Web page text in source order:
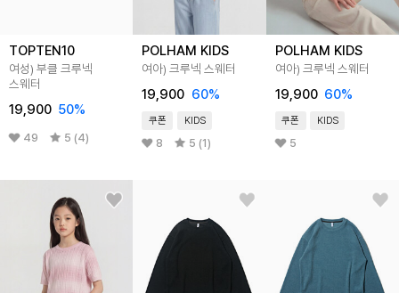
TOPTEN10
여성) 부클 크루넥
스웨터
19,900 50%
49 5 (4)
POLHAM KIDS
여아) 크루넥 스웨터
19,900 60%
쿠폰 KIDS
8 5 (1)
POLHAM KIDS
여아) 크루넥 스웨터
19,900 60%
쿠폰 KIDS
5